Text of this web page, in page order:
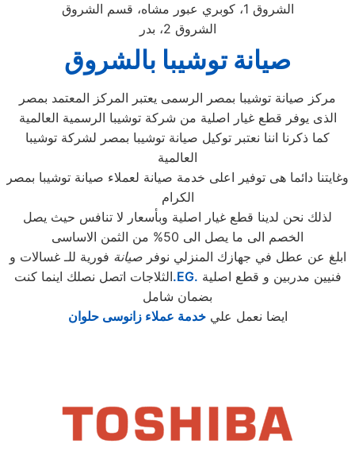
الشروق 1، كوبري عبور مشاه، قسم الشروق
الشروق 2، بدر
صيانة توشيبا بالشروق
مركز صيانة توشيبا بمصر الرسمى يعتبر المركز المعتمد بمصر
الذى يوفر قطع غيار اصلية من شركة توشيبا الرسمية العالمية
كما ذكرنا اننا نعتبر توكيل صيانة توشيبا بمصر لشركة توشيبا
العالمية
وغايتنا دائما هى توفير اعلى خدمة صيانة لعملاء صيانة توشيبا بمصر
الكرام
لذلك نحن لدينا قطع غيار اصلية وبأسعار لا تنافس حيث يصل
الخصم الى ما يصل الى 50% من الثمن الاساسى
ابلغ عن عطل في جهازك المنزلي نوفرصيانة فورية للـ غسالات و
الثلاجات اتصل نصلك اينما كنت.EG.
بضمان شامل
ايضا نعمل عليخدمة عملاء زانوسى حلوان